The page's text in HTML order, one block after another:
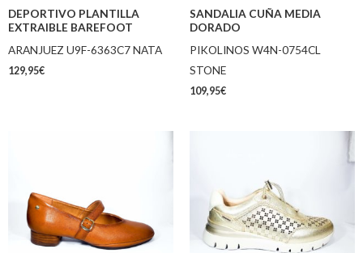
DEPORTIVO PLANTILLA
EXTRAIBLE BAREFOOT
ARANJUEZ U9F-6363C7 NATA
129,95€
SANDALIA CUÑA MEDIA
DORADO
PIKOLINOS W4N-0754CL
STONE
109,95€